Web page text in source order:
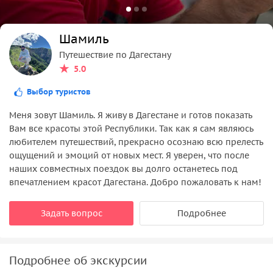
Шамиль
Путешествие по Дагестану
5.0
Выбор туристов
Меня зовут Шамиль. Я живу в Дагестане и готов показать
Вам все красоты этой Республики. Так как я сам являюсь
любителем путешествий, прекрасно осознаю всю прелесть
ощущений и эмоций от новых мест. Я уверен, что после
наших совместных поездок вы долго останетесь под
впечатлением красот Дагестана. Добро пожаловать к нам!
Задать вопрос Подробнее
Подробнее об экскурсии